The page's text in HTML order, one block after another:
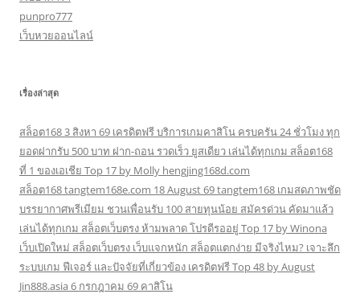
punpro777
เว็บหวยออนไลน์
เรื่องล่าสุด
สล็อต168 3 สิงหา 69 เครดิตฟรี บริการเกมคาสิโน ครบครัน 24 ชั่วโมง ทุก
ยอดฝากรับ 500 บาท ฝาก-ถอน รวดเร็ว ยูสเดียว เล่นได้ทุกเกม สล็อต168
ที่ 1 ของเอเชีย Top 17 by Molly hengjing168d.com
สล็อต168 tangtem168e.com 18 August 69 tangtem168 เกมสดภาพชัด
บรรยากาศพรีเมียม ชวนเพื่อนรับ 100 สายทุนน้อย สมัครด่วน คัดมาแล้ว
เล่นได้ทุกเกม สล็อตเว็บตรง ห้ามพลาด โปรดีรออยู่ Top 17 by Winona
เว็บเปิดใหม่ สล็อตเว็บตรง เว็บแจกหนัก สล็อตแตกง่าย มีจริงไหม? เจาะลึก
ระบบเกม ฟีเจอร์ และปัจจัยที่เกี่ยวข้อง เครดิตฟรี Top 48 by August
Jin888.asia 6 กรกฎาคม 69 คาสิโน